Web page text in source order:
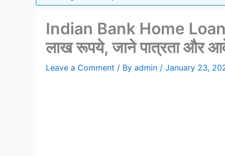
Indian Bank Home Loan:
लाख रूपये, जाने पात्रता और
Leave a Comment / By admin / January 23,